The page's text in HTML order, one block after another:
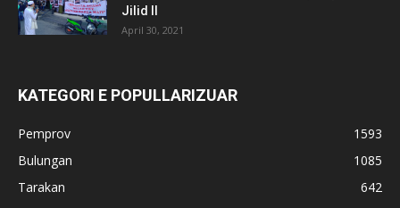
Jilid II
April 30, 2021
KATEGORI E POPULLARIZUAR
Pemprov
1593
Bulungan
1085
Tarakan
642